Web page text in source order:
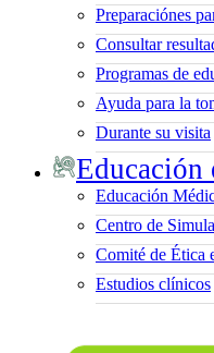
Preparaciónes
Consultar
Programas de
Ayuda para la
Durante su visita
Educación
Educación
Centro de
Comité de Ética
Estudios clínicos